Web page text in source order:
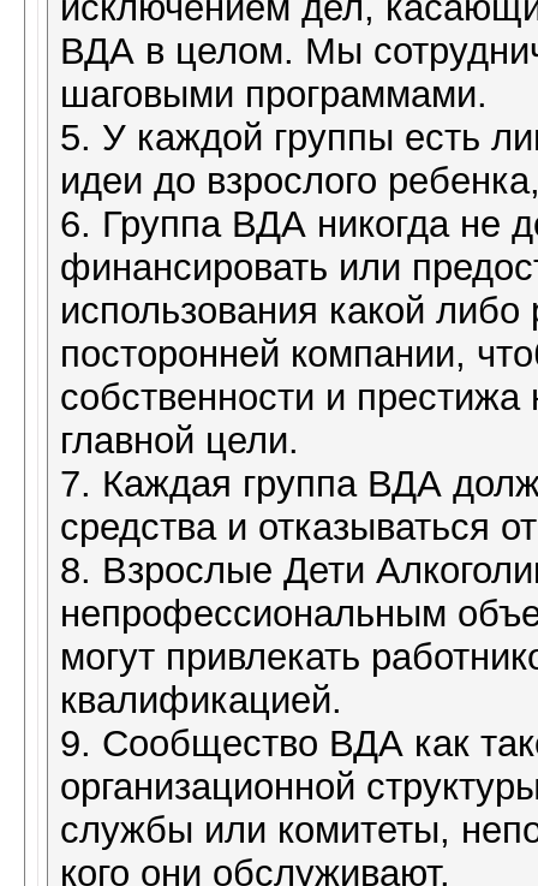
ВДА в целом. Мы
шаговыми программами.
5. У каждой группы есть
идеи до взрослого
6. Группа ВДА никогда не
финансировать или
использования какой
посторонней компании,
собственности и
главной цели.
7. Каждая группа ВДА
средства и отказываться
8. Взрослые Дети
непрофессиональным
могут привлекать
квалификацией.
9. Сообщество ВДА как
организационной
службы или комитеты,
кого они обслуживают.